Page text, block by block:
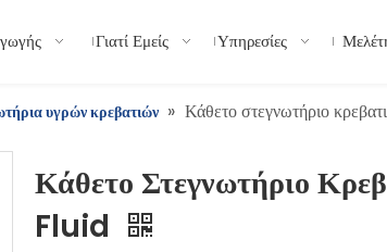
Γιατί Εμείς Υπηρεσίες
υγρών κρεβατιών » Κάθετο στεγνωτήριο
Κάθετο Στεγνωτήριο
Fluid